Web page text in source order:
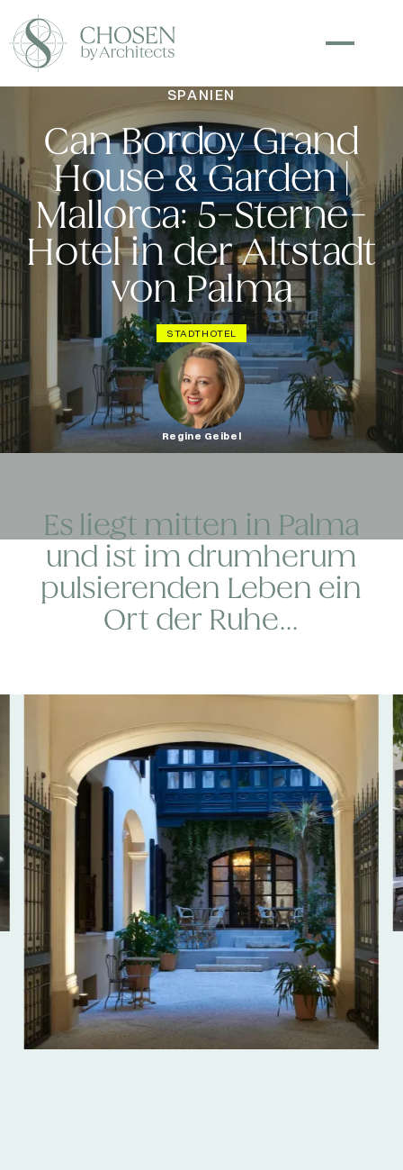
SPANIEN
Can Bordoy Grand
House & Garden |
Mallorca: 5-Sterne-
Hotel in der Altstadt
von Palma
STADTHOTEL
Regine Geibel
Es liegt mitten in Palma
und ist im drumherum
pulsierenden Leben ein
Ort der Ruhe...